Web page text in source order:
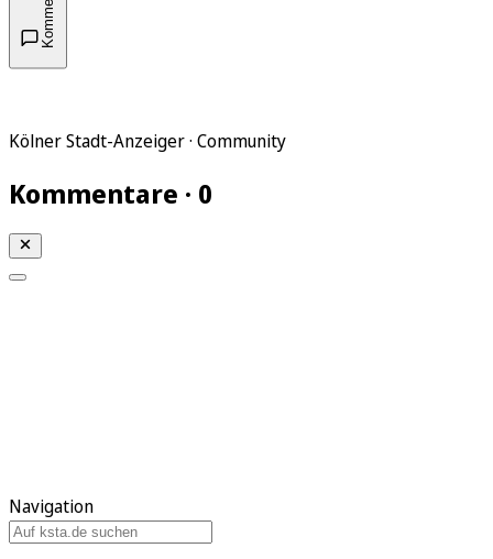
Kölner Stadt-Anzeiger · Community
Kommentare · 0
Navigation